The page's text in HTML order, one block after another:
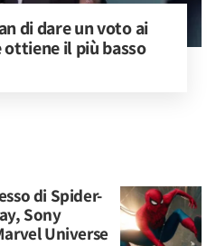
di dare un voto ai
ottiene il più basso
di Spider-
Sony
Universe